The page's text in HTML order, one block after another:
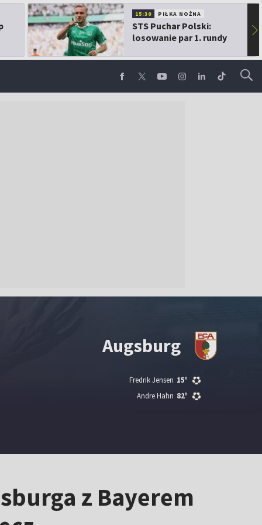
15:30 PIŁKA NOŻNA
STS Puchar Polski:
losowanie par 1. rundy
▶
Augsburg
15'
Fredrik Jensen
82'
Andre Hahn
z Bayerem